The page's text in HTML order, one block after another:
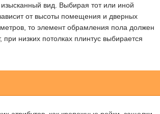
вид. Выбирая тот или иной
от высоты помещения и дверных
то элемент обрамления пола должен
низких потолках плинтус выбирается